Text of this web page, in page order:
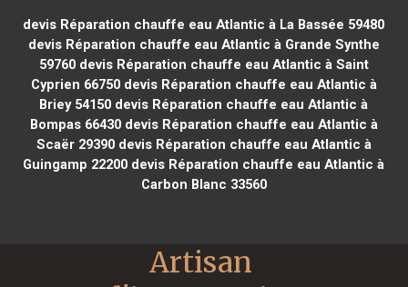
devis Réparation chauffe eau Atlantic à La Bassée 59480
devis Réparation chauffe eau Atlantic à Grande Synthe
59760devis Réparation chauffe eau Atlantic à Saint
Cyprien 66750devis Réparation chauffe eau Atlantic à
Briey 54150 devis Réparation chauffe eau Atlantic à
Bompas 66430devis Réparation chauffe eau Atlantic à
Scaër 29390devis Réparation chauffe eau Atlantic à
Guingamp 22200 devis Réparation chauffe eau Atlantic à
Carbon Blanc 33560
Artisan